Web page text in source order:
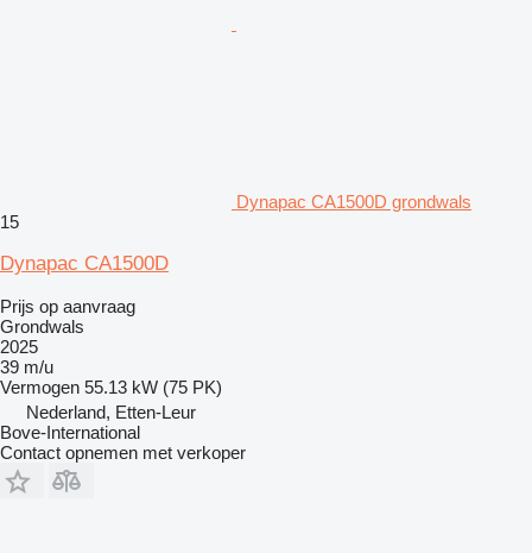
Dynapac CA1500D grondwals
15
Dynapac CA1500D
Prijs op aanvraag
Grondwals
2025
39 m/u
Vermogen 55.13 kW (75 PK)
Nederland, Etten-Leur
Bove-International
Contact opnemen met verkoper